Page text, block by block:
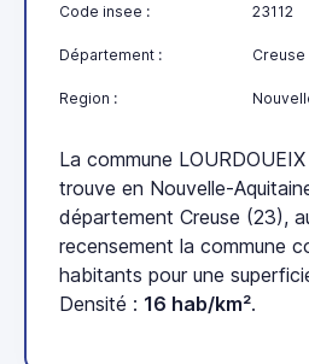
Code insee : 23112
Département : Creuse
Region :
La commune
trouve en Nouvelle-
département Creuse (23),
recensement la commune
habitants pour une
Densité : 16 hab/km².